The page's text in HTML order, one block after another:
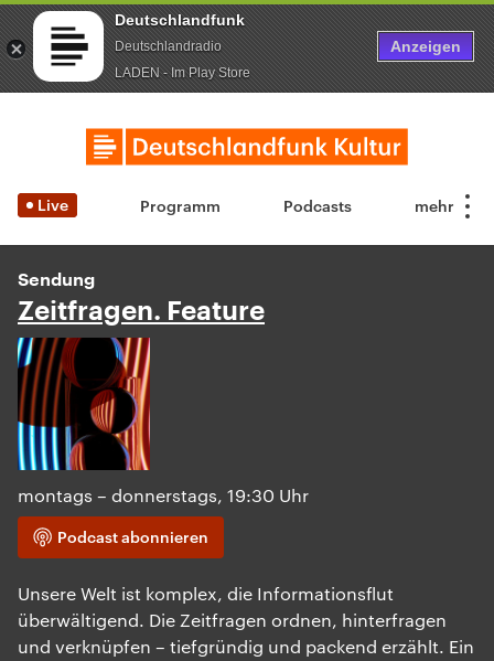
Deutschlandfunk
Deutschlandradio
LADEN - Im Play Store
Anzeigen
Live Programm Podcasts
Sendung
Zeitfragen. Feature
montags – donnerstags, 19:30 Uhr
Podcast abonnieren
Unsere Welt ist komplex, die Informationsflut
überwältigend. Die Zeitfragen ordnen, hinterfragen
und verknüpfen – tiefgründig und packend erzählt. Ein